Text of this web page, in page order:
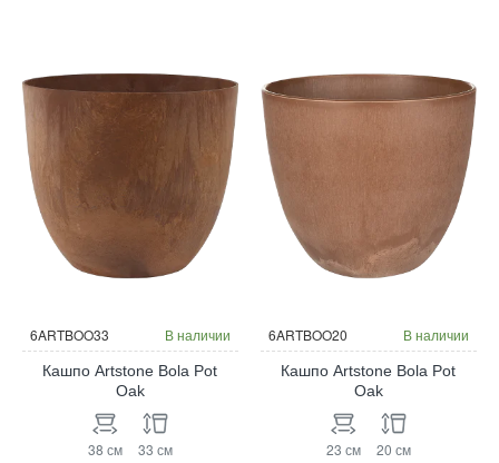
6ARTBOO33 В наличии
Кашпо Artstone Bola Pot
Oak
38 см 33 см
6ARTBOO20 В наличии
Кашпо Artstone Bola Pot
Oak
23 см 20 см